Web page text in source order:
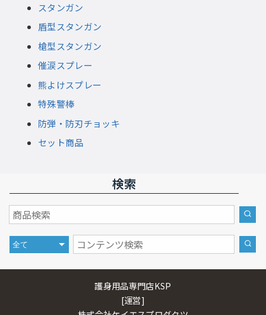
スタンガン
盾型スタンガン
槍型スタンガン
催涙スプレー
熊よけスプレー
特殊警棒
防弾・防刃チョッキ
セット商品
検索
護身用品専門店KSP
[運営]